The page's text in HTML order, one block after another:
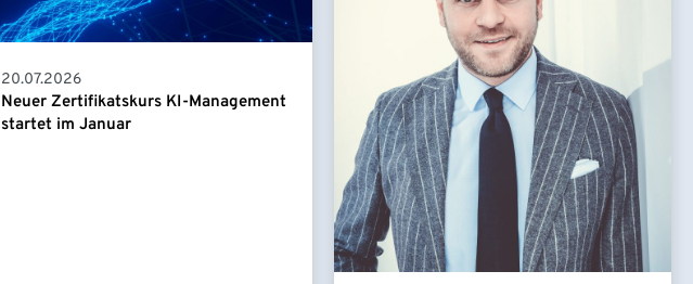
20.07.2026
Neuer Zertifikatskurs KI-Management
startet im Januar